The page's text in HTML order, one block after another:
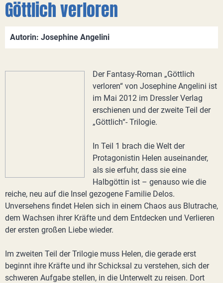
Göttlich verloren
Autorin: Josephine Angelini
Der Fantasy-Roman „Göttlich
verloren“ von Josephine Angelini ist
im Mai 2012 im Dressler Verlag
erschienen und der zweite Teil der
„Göttlich“- Trilogie.
In Teil 1 brach die Welt der
Protagonistin Helen auseinander,
als sie erfuhr, dass sie eine
Halbgöttin ist – genauso wie die
reiche, neu auf die Insel gezogene Familie Delos.
Unversehens findet Helen sich in einem Chaos aus Blutrache,
dem Wachsen ihrer Kräfte und dem Entdecken und Verlieren
der ersten großen Liebe wieder.
Im zweiten Teil der Trilogie muss Helen, die gerade erst
beginnt ihre Kräfte und ihr Schicksal zu verstehen, sich der
schweren Aufgabe stellen, in die Unterwelt zu reisen. Dort